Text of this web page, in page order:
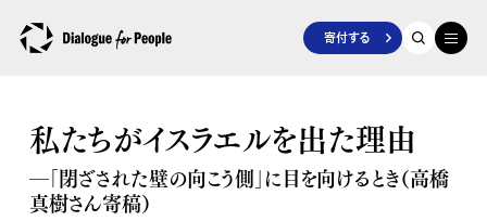
寄付する
私たちがイスラエルを出た理由
―「閉ざされた壁の向こう側」に目を向けるとき（高橋
真樹さん寄稿）